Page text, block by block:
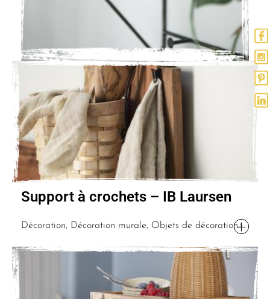
Support à crochets – IB Laursen
Décoration, Décoration murale, Objets de décoration